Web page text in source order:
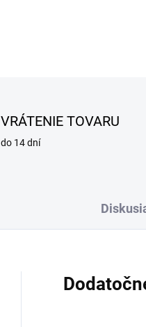
VRÁTENIE TOVARU
do 14 dní